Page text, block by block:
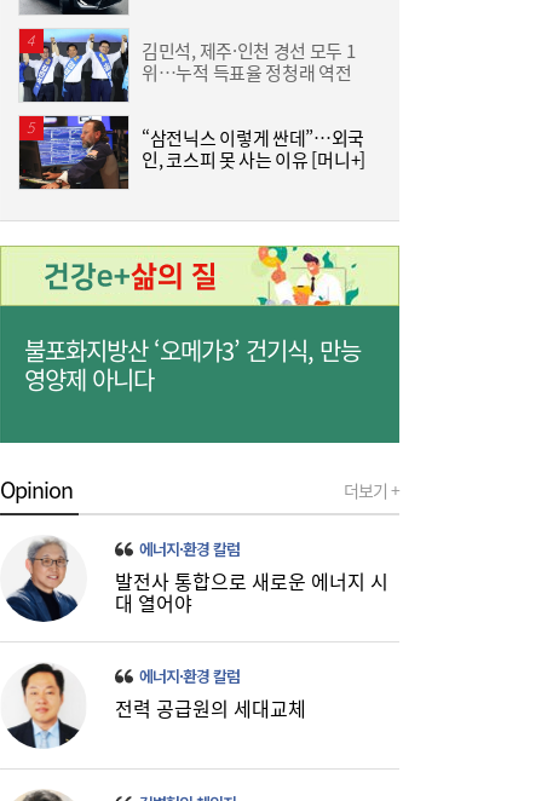
나란히 대출 키웠지만…희비 갈린 ‘카뱅·케
뱅’, 비이자 동력 승부수
김민석, 제주·인천 경선 모두 1
위…누적 득표율 정청래 역전
“삼전닉스 이렇게 싼데”…외국
인, 코스피 못 사는 이유 [머니+]
불포화지방산 ‘오메가3’ 건기식, 만능
영양제 아니다
Opinion 더보기 +
에너지·환경 칼럼
발전사 통합으로 새로운 에너지 시
대 열어야
에너지·환경 칼럼
전력 공급원의 세대교체